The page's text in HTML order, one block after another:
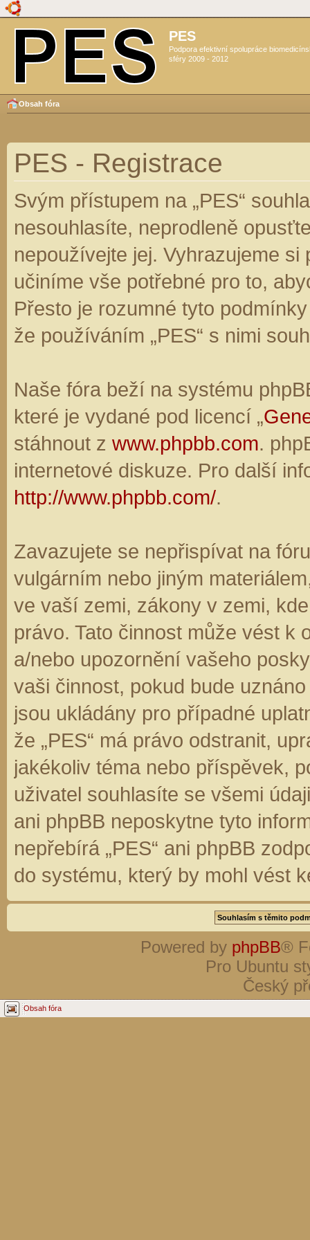
PES
Podpora efektivní spolupráce
sféry 2009 - 2012
Obsah fóra
PES - Registrace
Svým přístupem na „PES“
nesouhlasíte, neprodleně
nepoužívejte jej. Vyhrazujeme
učiníme vše potřebné pro to,
Přesto je rozumné tyto
že používáním „PES“ s nimi
Naše fóra beží na systému
které je vydané pod licencí „
stáhnout z www.phpbb.com.
internetové diskuze. Pro další
http://www.phpbb.com/.
Zavazujete se nepřispívat na
vulgárním nebo jiným
ve vaší zemi, zákony v zemi,
právo. Tato činnost může vést k
a/nebo upozornění vašeho
vaši činnost, pokud bude
jsou ukládány pro případné
že „PES“ má právo odstranit,
jakékoliv téma nebo příspěvek,
uživatel souhlasíte se všemi
ani phpBB neposkytne tyto
nepřebírá „PES“ ani phpBB
do systému, který by mohl vést
Powered by phpBB®
Pro Ubuntu
Český
Obsah fóra